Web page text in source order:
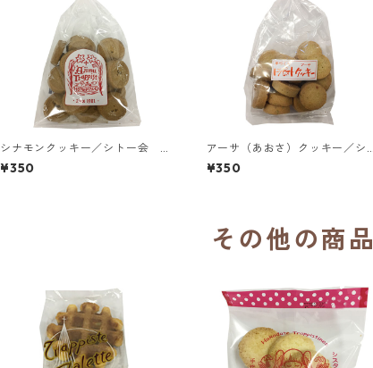
シナモンクッキー／シトー会 安
心院（あじむ）トラピスチヌ修道
院
¥350
アーサ（あおさ）クッキー／シト
ー会 安心院（あじむ）トラピス
チヌ修道院
¥350
その他の商品